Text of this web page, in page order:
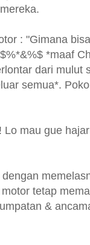
: "Gimana
*maaf
dari mulut
semua*.
mau gue
tetap
&